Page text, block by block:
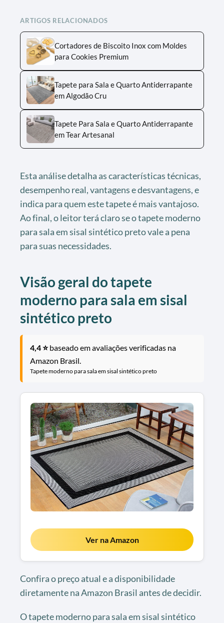
ARTIGOS RELACIONADOS
Cortadores de Biscoito Inox com Moldes
para Cookies Premium
Tapete para Sala e Quarto Antiderrapante
em Algodão Cru
Tapete Para Sala e Quarto Antiderrapante
em Tear Artesanal
Esta análise detalha as características técnicas,
desempenho real, vantagens e desvantagens, e
indica para quem este tapete é mais vantajoso.
Ao final, o leitor terá claro se o tapete moderno
para sala em sisal sintético preto vale a pena
para suas necessidades.
Visão geral do tapete
moderno para sala em sisal
sintético preto
4,4 ⭐baseado em avaliações verificadas na
Amazon Brasil.
Tapete moderno para sala em sisal sintético preto
Ver na Amazon
Confira o preço atual e a disponibilidade
diretamente na Amazon Brasil antes de decidir.
O tapete moderno para sala em sisal sintético